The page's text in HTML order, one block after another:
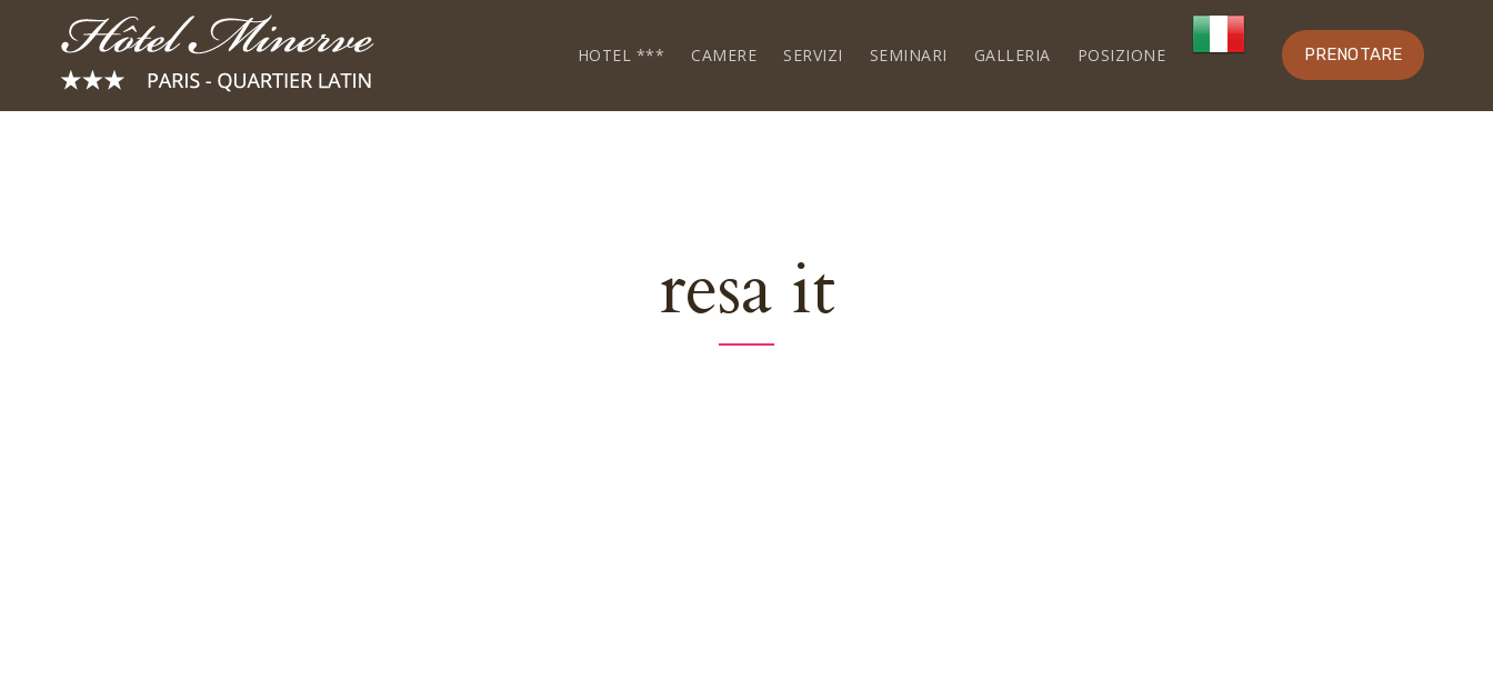
PRENOTARE
HOTEL *** CAMERE SERVIZI SEMINARI GALLERIA POSIZIONE
resa it